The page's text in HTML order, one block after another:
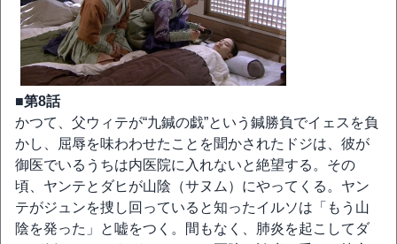
■第8話
かつて、父ウィテが“九鍼の戯”という鍼勝負でイェスを負
かし、屈辱を味わわせたことを聞かされたドジは、彼が
御医でいるうちは内医院に入れないと絶望する。その
頃、ヤンテとダヒが山陰（サヌム）にやってくる。ヤン
テがジュンを捜し回っていると知ったイルソは「もう山
陰を発った」と嘘をつく。間もなく、肺炎を起こしてダ